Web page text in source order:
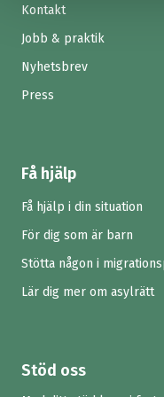
Kontakt
Jobb & praktik
Nyhetsbrev
Press
Få hjälp
Få hjälp i din situation
För dig som är barn
Stötta någon i
Lär dig mer om asylrätt
Stöd oss